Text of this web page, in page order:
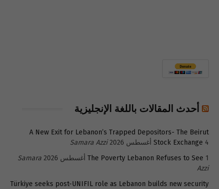
أحدث المقالات باللغة الإنجليزية
A New Exit for Lebanon’s Trapped Depositors- The Beirut
Stock Exchange 4 أغسطس 2026
Samara Azzi
The Poverty Lebanon Refuses to See 1 أغسطس 2026
Samara
Azzi
Türkiye seeks post-UNIFIL role as Lebanon builds new security